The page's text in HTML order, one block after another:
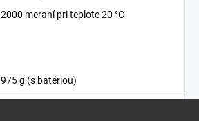
meraní pri teplote 20 °C
g (s batériou)